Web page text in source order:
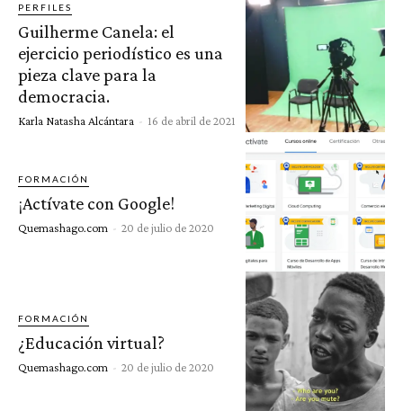
PERFILES
Guilherme Canela: el
ejercicio periodístico es una
pieza clave para la
democracia.
Karla Natasha Alcántara - 16 de abril de 2021
FORMACIÓN
¡Actívate con Google!
Quemashago.com - 20 de julio de 2020
FORMACIÓN
¿Educación virtual?
Quemashago.com - 20 de julio de 2020